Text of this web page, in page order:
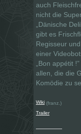
auch
nicht die
„Dänische
gibt es
Regisseur
einer
„Bon appétit
allen, die die
Komödie zu
Wiki (franz.)
Trailer